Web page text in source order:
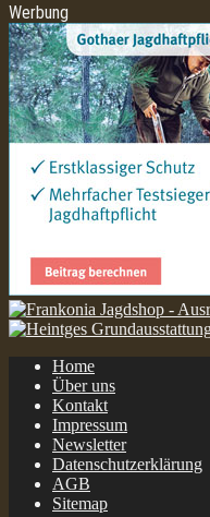
Werbung
Home
Über uns
Kontakt
Impressum
Newsletter
Datenschutzerklärung
AGB
Sitemap